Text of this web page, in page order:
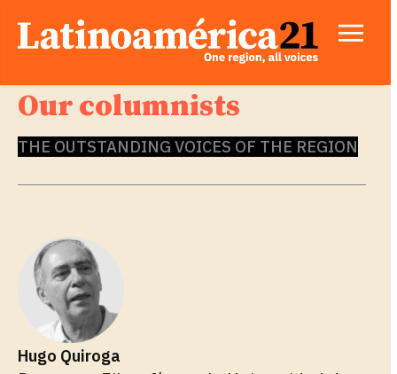
Our columnists
THE OUTSTANDING VOICES OF THE REGION
Hugo Quiroga